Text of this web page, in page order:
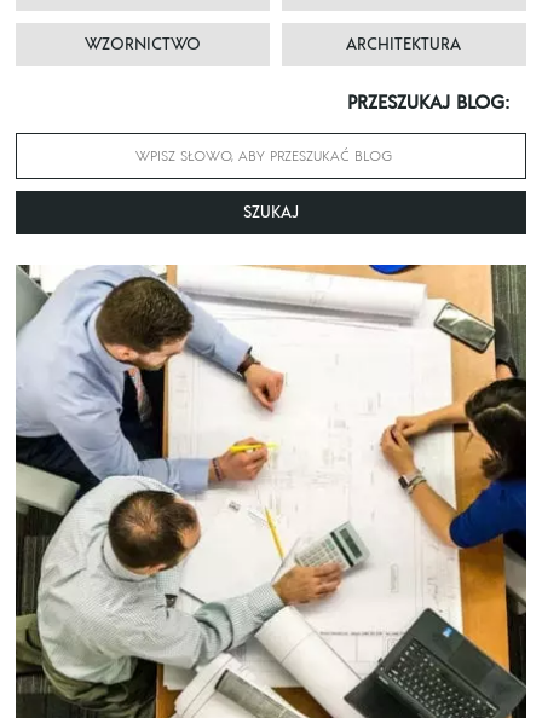
ARCHITEKTURA
WZORNICTWO
PRZESZUKAJ BLOG: